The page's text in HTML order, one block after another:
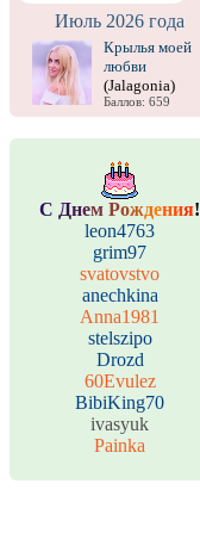
Июль 2026 года
Крылья моей
любви
(Jalagonia)
Баллов: 659
С Днем Рождения!
leon4763
grim97
svatovstvo
anechkina
Anna1981
stelszipo
Drozd
60Evulez
BibiKing70
ivasyuk
Painka